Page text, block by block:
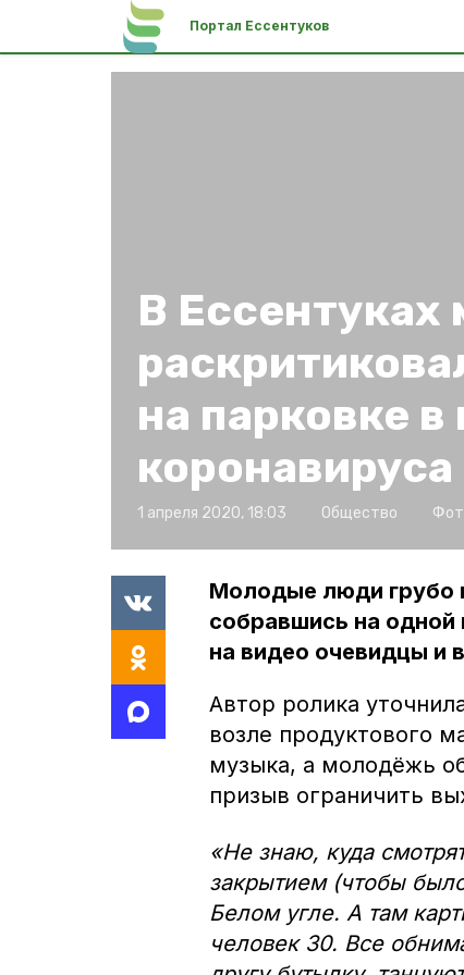
Портал Ессентуков
В
на парковке в
коронавируса
1 апреля 2020, 18:03 Общество
Молодые люди грубо
собравшись на одной
на видео очевидцы и
Автор ролика
возле продуктового
музыка, а молодёжь
призыв ограничить
«Не знаю, куда
закрытием (чтобы
Белом угле. А там
человек 30. Все